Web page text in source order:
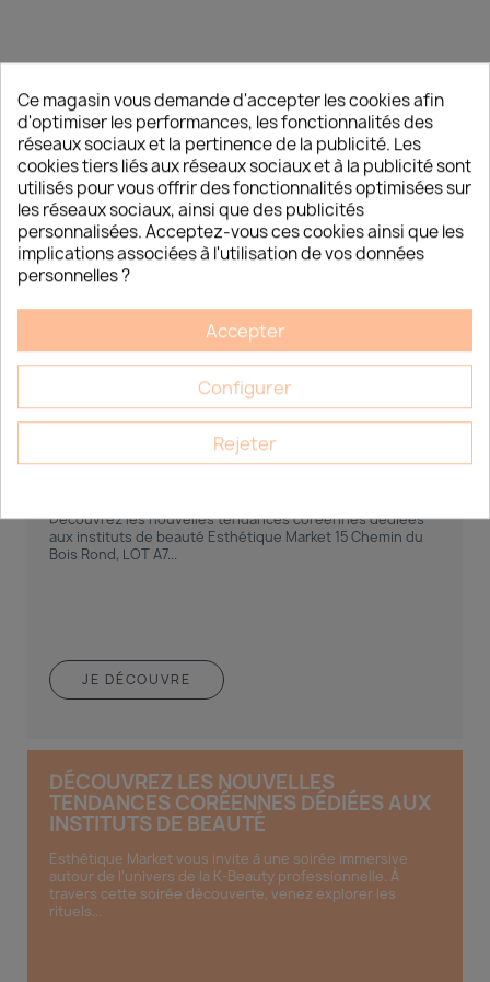
DÉCOUVREZ LES NOUVELLES
TENDANCES CORÉENNES DÉDIÉES AUX
Découvrez les nouvelles tendances coréennes dédiées
aux instituts de beauté Esthétique Market 15 Chemin du
Bois Rond, LOT A7...
JE DÉCOUVRE
DÉCOUVREZ LES NOUVELLES
TENDANCES CORÉENNES DÉDIÉES AUX
INSTITUTS DE BEAUTÉ
Esthétique Market vous invite à une soirée immersive
autour de l’univers de la K-Beauty professionnelle. À
travers cette soirée découverte, venez explorer les
rituels...
Ce magasin vous demande d'accepter les cookies afin
d'optimiser les performances, les fonctionnalités des
réseaux sociaux et la pertinence de la publicité. Les
cookies tiers liés aux réseaux sociaux et à la publicité sont
utilisés pour vous offrir des fonctionnalités optimisées sur
les réseaux sociaux, ainsi que des publicités
personnalisées. Acceptez-vous ces cookies ainsi que les
implications associées à l'utilisation de vos données
personnelles ?
Accepter
Configurer
Rejeter